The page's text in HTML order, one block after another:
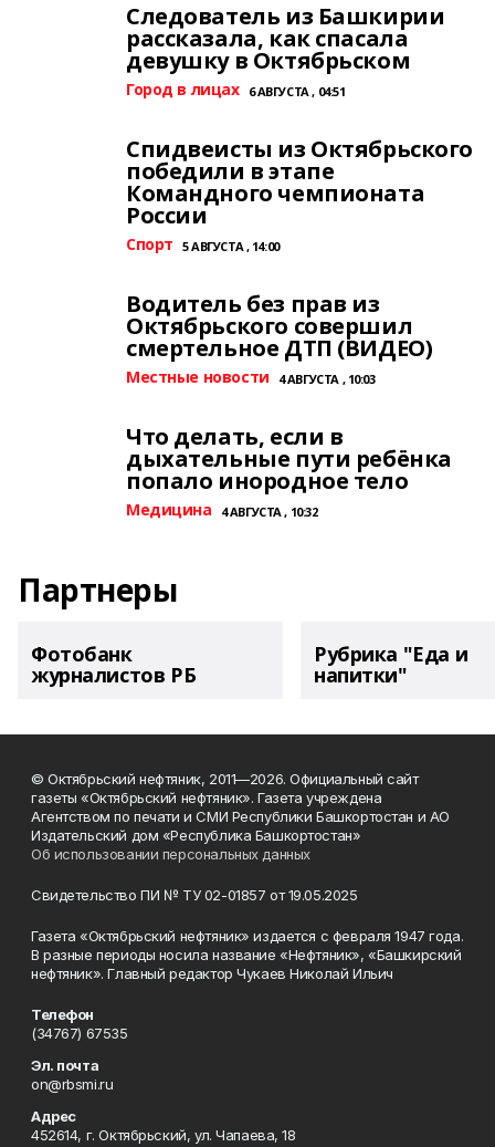
Следователь из Башкирии
рассказала, как спасала
девушку в Октябрьском
Город в лицах 6 АВГУСТА , 04:51
Спидвеисты из Октябрьского
победили в этапе
Командного чемпионата
России
Спорт 5 АВГУСТА , 14:00
Водитель без прав из
Октябрьского совершил
смертельное ДТП (ВИДЕО)
Местные новости 4 АВГУСТА , 10:03
Что делать, если в
дыхательные пути ребёнка
попало инородное тело
Медицина 4 АВГУСТА , 10:32
Партнеры
Фотобанк
журналистов РБ
Рубрика "Еда и
напитки"
© Октябрьский нефтяник, 2011—2026. Официальный сайт
газеты «Октябрьский нефтяник». Газета учреждена
Агентством по печати и СМИ Республики Башкортостан и АО
Издательский дом «Республика Башкортостан»
Об использовании персональных данных
Свидетельство ПИ № ТУ 02-01857 от 19.05.2025
Газета «Октябрьский нефтяник» издается с февраля 1947 года.
В разные периоды носила название «Нефтяник», «Башкирский
нефтяник». Главный редактор Чукаев Николай Ильич
Телефон
(34767) 67535
Эл. почта
on@rbsmi.ru
Адрес
452614, г. Октябрьский, ул. Чапаева, 18